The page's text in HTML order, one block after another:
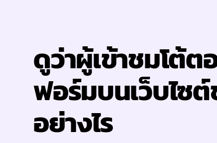
ดูว่าผู้เข้าชมโต้
ฟอร์มบนเว็บไซ
อย่างไร